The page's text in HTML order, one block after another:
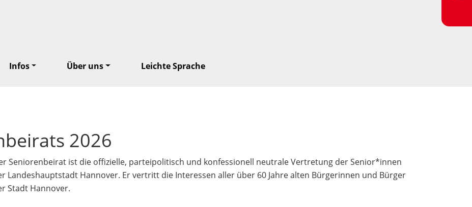
Infos Über uns Leichte Sprache
2026
Seniorenbeirat ist die offizielle, parteipolitisch und konfessionell neutrale Vertretung der Senior*innen
Landeshauptstadt Hannover. Er vertritt die Interessen aller über 60 Jahre alten Bürgerinnen und Bürger
Stadt Hannover.